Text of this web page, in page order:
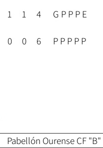
1 1 4 G P P P E
0 0 6 P P P P P
Pabellón Ourense CF "B"